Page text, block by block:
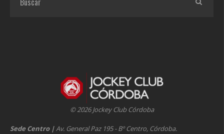
© 2026 Jockey Club Córdoba
Sede Centro |Av. General Paz 195 - Bº Centro, Córdoba.